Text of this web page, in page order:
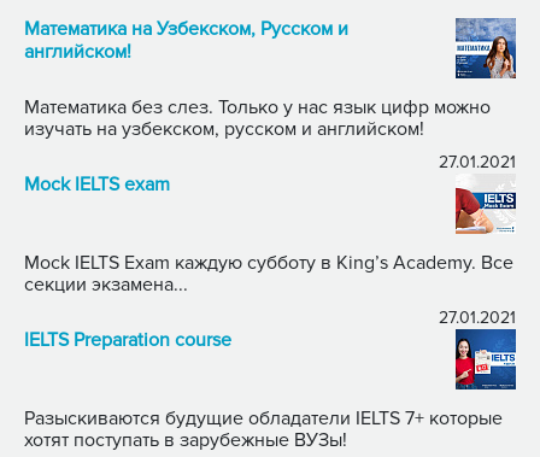
Математика на Узбекском, Русском и
английском!
Математика без слез. Только у нас язык цифр можно
изучать на узбекском, русском и английском!
27.01.2021
Mock IELTS exam
Mock IELTS Exam каждую субботу в King’s Academy. Все
секции экзамена...
27.01.2021
IELTS Preparation course
Разыскиваются будущие обладатели IELTS 7+ которые
хотят поступать в зарубежные ВУЗы!